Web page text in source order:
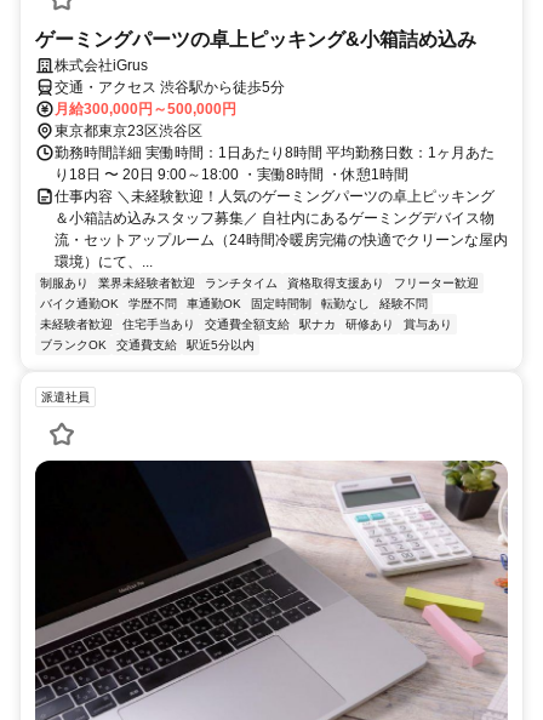
ゲーミングパーツの卓上ピッキング&小箱詰め込み
株式会社iGrus
交通・アクセス 渋谷駅から徒歩5分
月給300,000円～500,000円
東京都東京23区渋谷区
勤務時間詳細 実働時間：1日あたり8時間 平均勤務日数：1ヶ月あた
り18日 〜 20日 9:00～18:00 ・実働8時間 ・休憩1時間
仕事内容 ＼未経験歓迎！人気のゲーミングパーツの卓上ピッキング
＆小箱詰め込みスタッフ募集／ 自社内にあるゲーミングデバイス物
流・セットアップルーム（24時間冷暖房完備の快適でクリーンな屋内
環境）にて、...
制服あり 業界未経験者歓迎 ランチタイム 資格取得支援あり
フリーター歓迎
バイク通勤OK
学歴不問 車通勤OK 固定時間制 転勤なし
経験不問
未経験者歓迎
住宅手当あり 交通費全額支給 駅ナカ 研修あり
賞与あり
ブランクOK
交通費支給 駅近5分以内
派遣社員